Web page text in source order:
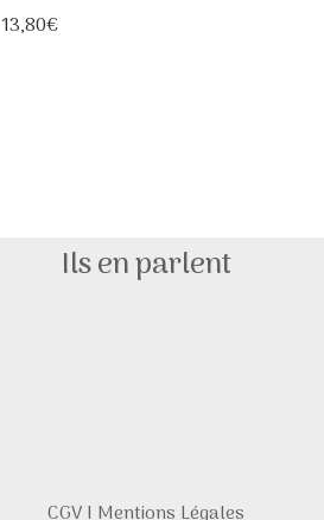
13,80€
Ils en parlent